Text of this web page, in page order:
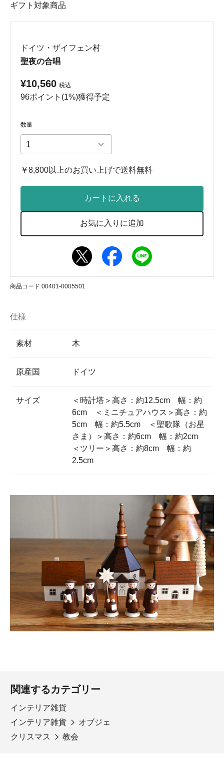
ギフト対象商品
ドイツ・ザイフェン村
聖夜の合唱
¥10,560 税込
96ポイント(1%)獲得予定
数量
￥8,800以上のお買い上げで送料無料
カートに入れる
お気に入りに追加
商品コード 00401-0005501
仕様
素材 木
原産国 ドイツ
サイズ
＜時計塔＞高さ：約12.5cm 幅：約
6cm ＜ミニチュアハウス＞高さ：約
5cm 幅：約5.5cm ＜聖歌隊（お星
さま）＞高さ：約6cm 幅：約2cm
＜ツリー＞高さ：約8cm 幅：約
2.5cm
関連するカテゴリー
インテリア雑貨
インテリア雑貨
オブジェ
クリスマス
教会